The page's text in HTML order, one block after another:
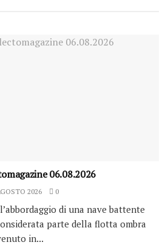
06.08.2026
2026 0
di una nave battente
parte della flotta ombra
in...